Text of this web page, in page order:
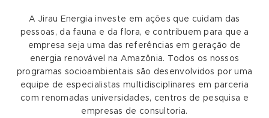
A Jirau Energia investe em ações que cuidam das
pessoas, da fauna e da flora, e contribuem para que a
empresa seja uma das referências em geração de
energia renovável na Amazônia. Todos os nossos
programas socioambientais são desenvolvidos por uma
equipe de especialistas multidisciplinares em parceria
com renomadas universidades, centros de pesquisa e
empresas de consultoria.